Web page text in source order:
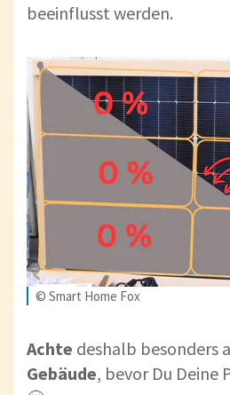
beeinflusst werden.
© Smart Home Fox
Achte deshalb besonders
Gebäude, bevor Du Deine